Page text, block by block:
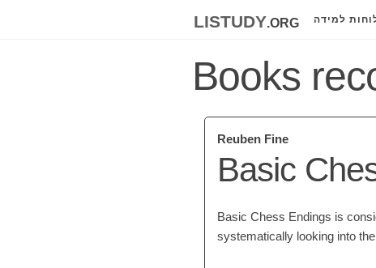
listudy.org למידה
Books
Reuben Fine
Basic
Basic Chess Endings is
systematically looking into